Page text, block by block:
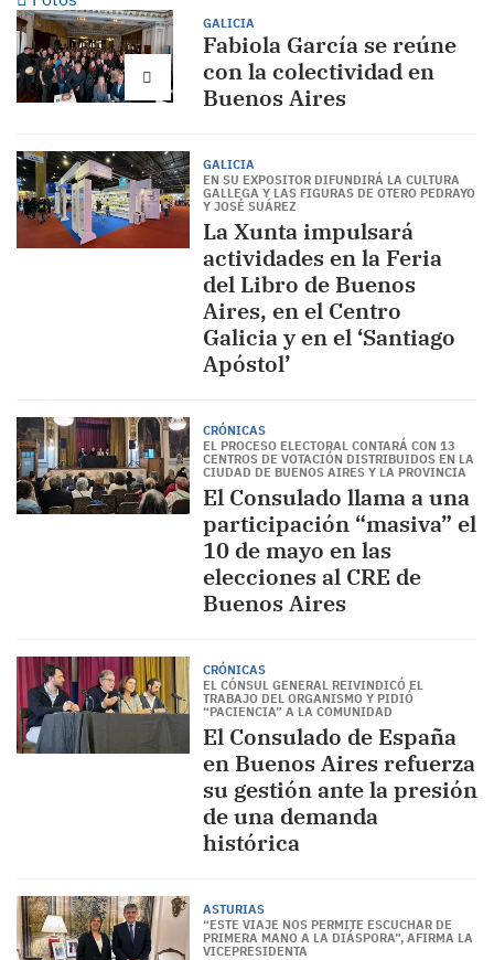
GALICIA
Fabiola García se reúne
con la colectividad en
Buenos Aires
GALICIA
EN SU EXPOSITOR DIFUNDIRÁ LA CULTURA
GALLEGA Y LAS FIGURAS DE OTERO PEDRAYO
Y JOSÉ SUÁREZ
La Xunta impulsará
actividades en la Feria
del Libro de Buenos
Aires, en el Centro
Galicia y en el ‘Santiago
Apóstol’
CRÓNICAS
EL PROCESO ELECTORAL CONTARÁ CON 13
CENTROS DE VOTACIÓN DISTRIBUIDOS EN LA
CIUDAD DE BUENOS AIRES Y LA PROVINCIA
El Consulado llama a una
participación “masiva” el
10 de mayo en las
elecciones al CRE de
Buenos Aires
CRÓNICAS
EL CÓNSUL GENERAL REIVINDICÓ EL
TRABAJO DEL ORGANISMO Y PIDIÓ
“PACIENCIA” A LA COMUNIDAD
El Consulado de España
en Buenos Aires refuerza
su gestión ante la presión
de una demanda
histórica
ASTURIAS
“ESTE VIAJE NOS PERMITE ESCUCHAR DE
PRIMERA MANO A LA DIÁSPORA”, AFIRMA LA
VICEPRESIDENTA